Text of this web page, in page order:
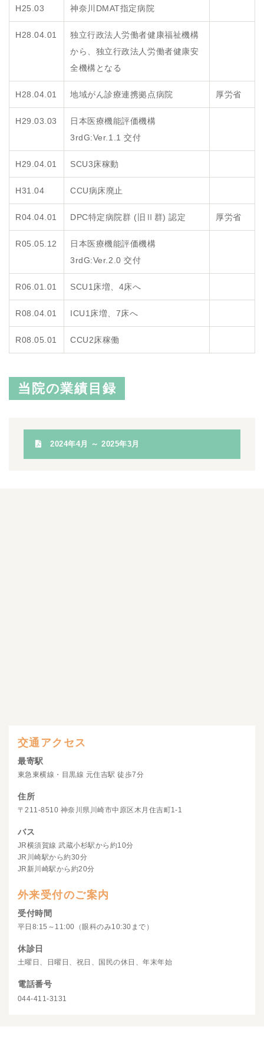
H25.03 神奈川DMAT指定病院
H28.04.01
独立行政法人労働者健康福祉機構
から、独立行政法人労働者健康安
全機構となる
H28.04.01 地域がん診療連携拠点病院 厚労省
H29.03.03
日本医療機能評価機構
3rdG:Ver.1.1 交付
H29.04.01 SCU3床稼動
H31.04 CCU病床廃止
R04.04.01 DPC特定病院群 (旧Ⅱ群) 認定 厚労省
R05.05.12
日本医療機能評価機構
3rdG:Ver.2.0 交付
R06.01.01 SCU1床増、4床へ
R08.04.01 ICU1床増、7床へ
R08.05.01 CCU2床稼働
当院の業績目録
2024年4月 ～ 2025年3月
交通アクセス
最寄駅
東急東横線・目黒線 元住吉駅 徒歩7分
住所
〒211-8510 神奈川県川崎市中原区木月住吉町1-1
バス
JR横須賀線 武蔵小杉駅から約10分
JR川崎駅から約30分
JR新川崎駅から約20分
外来受付のご案内
受付時間
平日8:15～11:00（眼科のみ10:30まで）
休診日
土曜日、日曜日、祝日、国民の休日、年末年始
電話番号
044-411-3131